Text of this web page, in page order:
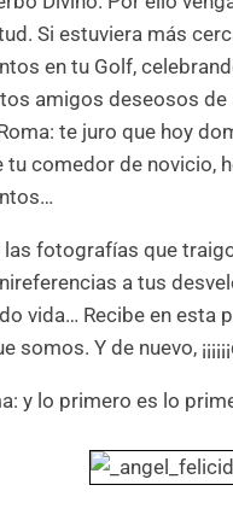
Si estuviera más
en tu Golf,
amigos deseosos
te juro que hoy
tu comedor de novicio,
fotografías que
a tus
vida… Recibe en esta
Y de nuevo,
y lo primero es lo